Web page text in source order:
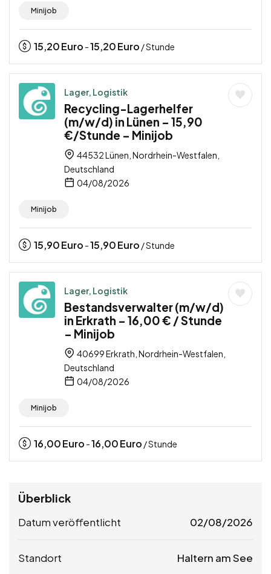
Minijob
15,20Euro -15,20Euro / Stunde
Lager, Logistik
Recycling-Lagerhelfer
(m/w/d) in Lünen – 15,90
€/Stunde – Minijob
44532 Lünen, Nordrhein-Westfalen,
Deutschland
04/08/2026
Minijob
15,90Euro -15,90Euro / Stunde
Lager, Logistik
Bestandsverwalter (m/w/d)
in Erkrath – 16,00 € / Stunde
– Minijob
40699 Erkrath, Nordrhein-Westfalen,
Deutschland
04/08/2026
Minijob
16,00Euro -16,00Euro / Stunde
Überblick
Datum veröffentlicht 02/08/2026
Standort Haltern am See